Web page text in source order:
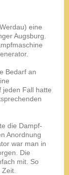
eine
Augsburg.
Bedarf an
jeden Fall hatte
die Dampf-
Anordnung
war man in
Die
mit. So